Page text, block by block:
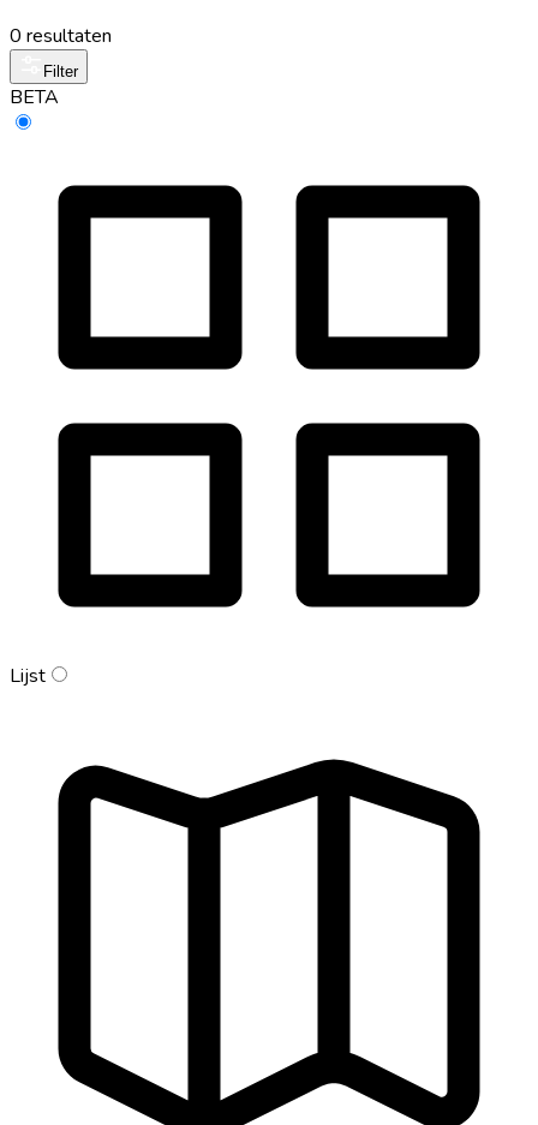
0 resultaten
Filter
BETA
Lijst